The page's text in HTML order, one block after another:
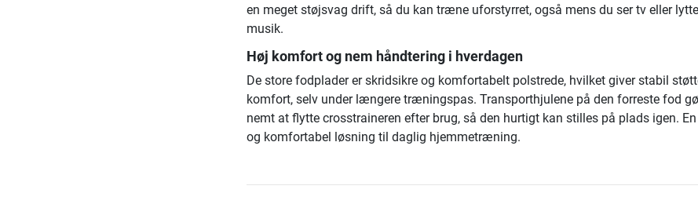
en meget støjsvag drift, så du kan træne uforstyrret, også mens du ser tv eller
musik.
Høj komfort og nem håndtering i hverdagen
De store fodplader er skridsikre og komfortabelt polstrede, hvilket giver stabil
komfort, selv under længere træningspas. Transporthjulene på den forreste fod
nemt at flytte crosstraineren efter brug, så den hurtigt kan stilles på plads igen.
og komfortabel løsning til daglig hjemmetræning.